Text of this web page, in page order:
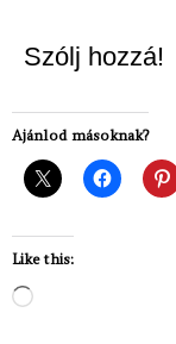
Szólj hozzá!
Ajánlod másoknak?
Like this: